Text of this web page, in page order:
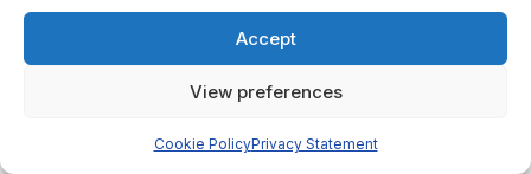
Accept
View preferences
Cookie PolicyPrivacy Statement
การอบรมพัฒนาหัวหน้าภาควิชา (HDP)
คณะกรรมการรับเรื่องร้องเรียน